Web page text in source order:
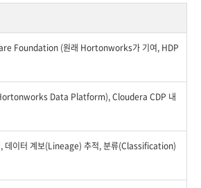
Foundation (원래 Hortonworks가 기여, HDP
Data Platform), Cloudera CDP 내
, 데이터 계보(Lineage) 추적, 분류(Classification)